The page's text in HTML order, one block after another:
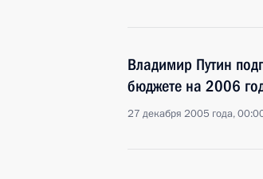
Владимир Путин
бюджете на 2006
27 декабря 2005 года,